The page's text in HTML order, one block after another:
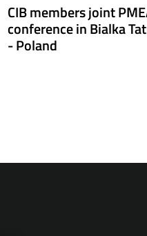
CIB members joint
conference in Bialka
- Poland